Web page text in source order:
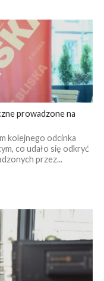
prowadzone na
kolejnego odcinka
co udało się odkryć
przez...